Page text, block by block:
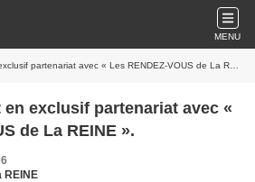
MENU
partenariat avec « Les RENDEZ-VOUS de La REINE ».
en exclusif partenariat avec «
de La REINE ».
REINE